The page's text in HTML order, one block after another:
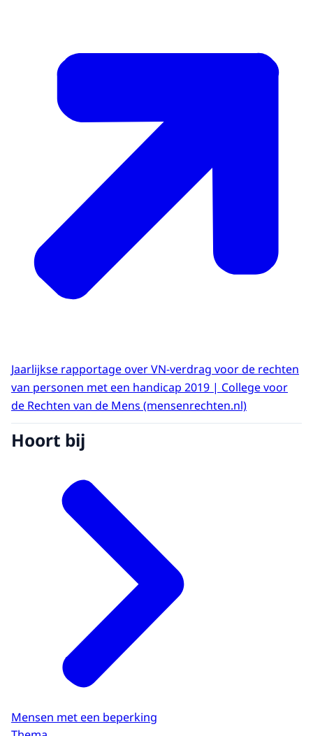
Jaarlijkse rapportage over VN-verdrag voor de rechten
van personen met een handicap 2019 | College voor
de Rechten van de Mens (mensenrechten.nl)
Hoort bij
Mensen met een beperking